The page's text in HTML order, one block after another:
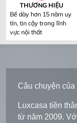
THƯƠNG HIỆU
Bề dày hơn 15 năm uy
tín, tin cậy trong lĩnh
vực nội thất
Câu chuyện của
Luxcasa tiền
từ năm 2009.